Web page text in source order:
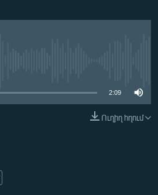
2:09
Ուղիղ հղում